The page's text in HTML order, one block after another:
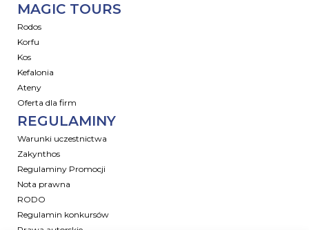
MAGIC TOURS
Rodos
Korfu
Kos
Kefalonia
Ateny
Oferta dla firm
REGULAMINY
Warunki uczestnictwa
Zakynthos
Regulaminy Promocji
Nota prawna
RODO
Regulamin konkursów